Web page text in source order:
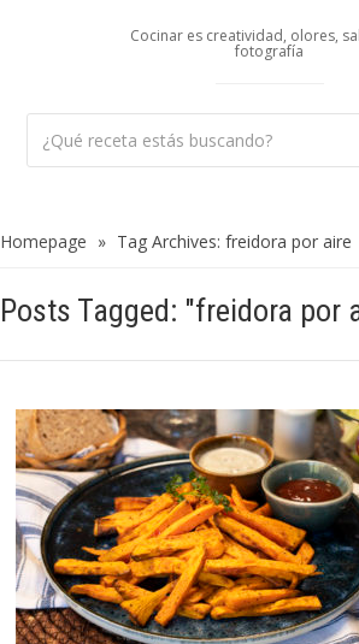
Cocinar es creatividad, olores,
fotografía
Homepage » Tag Archives: freidora por aire
Posts Tagged: "freidora por